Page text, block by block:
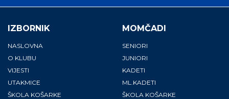
IZBORNIK
NASLOVNA
O KLUBU
VIJESTI
UTAKMICE
ŠKOLA KOŠARKE
MOMČADI
SENIORI
JUNIORI
KADETI
ML.KADETI
ŠKOLA KOŠARKE